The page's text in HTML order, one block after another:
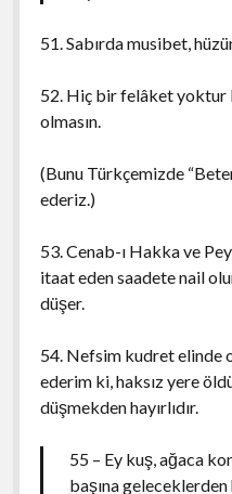
51. Sabırda musibet,
52. Hiç bir felâket yoktur
olmasın.
(Bunu Türkçemizde
ederiz.)
53. Cenab-ı Hakka ve
itaat eden saadete nail
düşer.
54. Nefsim kudret elinde
ederim ki, haksız yere
düşmekden hayırlıdır.
55 – Ey kuş, ağaca
başına